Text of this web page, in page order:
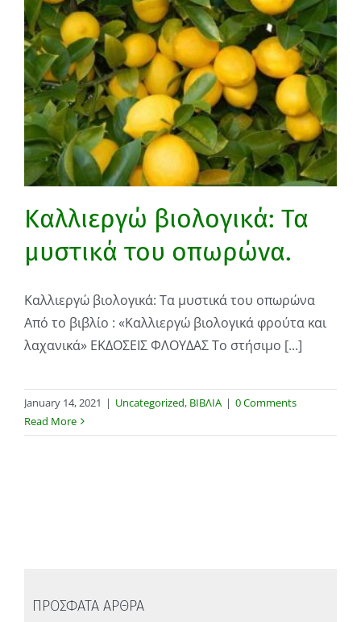
Καλλιεργώ βιολογικά: Τα
μυστικά του οπωρώνα.
Καλλιεργώ βιολογικά: Τα μυστικά του οπωρώνα
Από το βιβλίο : «Καλλιεργώ βιολογικά φρούτα και
λαχανικά» ΕΚΔΟΣΕΙΣ ΦΛΟΥΔΑΣ Το στήσιμο [...]
January 14, 2021 | Uncategorized, ΒΙΒΛΙΑ | 0 Comments
Read More
ΠΡΟΣΦΑΤΑ ΑΡΘΡΑ